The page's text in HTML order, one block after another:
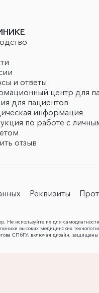
и ответы
центр для
для пациентов
информация
по работе с
отзыв
Реквизиты
используйте их для
высоких медицинских
СПбГУ, включая дизайн, защищены.